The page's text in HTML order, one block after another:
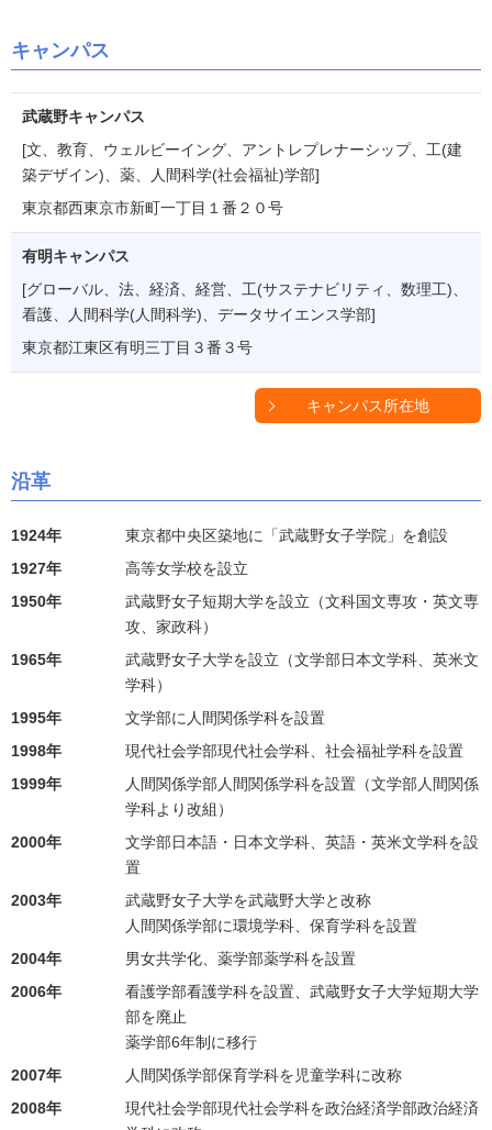
キャンパス
武蔵野キャンパス
[文、教育、ウェルビーイング、アントレプレナーシップ、工(建
築デザイン)、薬、人間科学(社会福祉)学部]
東京都西東京市新町一丁目１番２０号
有明キャンパス
[グローバル、法、経済、経営、工(サステナビリティ、数理工)、
看護、人間科学(人間科学)、データサイエンス学部]
東京都江東区有明三丁目３番３号
キャンパス所在地
沿革
1924年
東京都中央区築地に「武蔵野女子学院」を創設
1927年
高等女学校を設立
1950年
武蔵野女子短期大学を設立（文科国文専攻・英文専
攻、家政科）
1965年
武蔵野女子大学を設立（文学部日本文学科、英米文
学科）
1995年
文学部に人間関係学科を設置
1998年
現代社会学部現代社会学科、社会福祉学科を設置
1999年
人間関係学部人間関係学科を設置（文学部人間関係
学科より改組）
2000年
文学部日本語・日本文学科、英語・英米文学科を設
置
2003年
武蔵野女子大学を武蔵野大学と改称
人間関係学部に環境学科、保育学科を設置
2004年
男女共学化、薬学部薬学科を設置
2006年
看護学部看護学科を設置、武蔵野女子大学短期大学
部を廃止
薬学部6年制に移行
2007年
人間関係学部保育学科を児童学科に改称
2008年
現代社会学部現代社会学科を政治経済学部政治経済